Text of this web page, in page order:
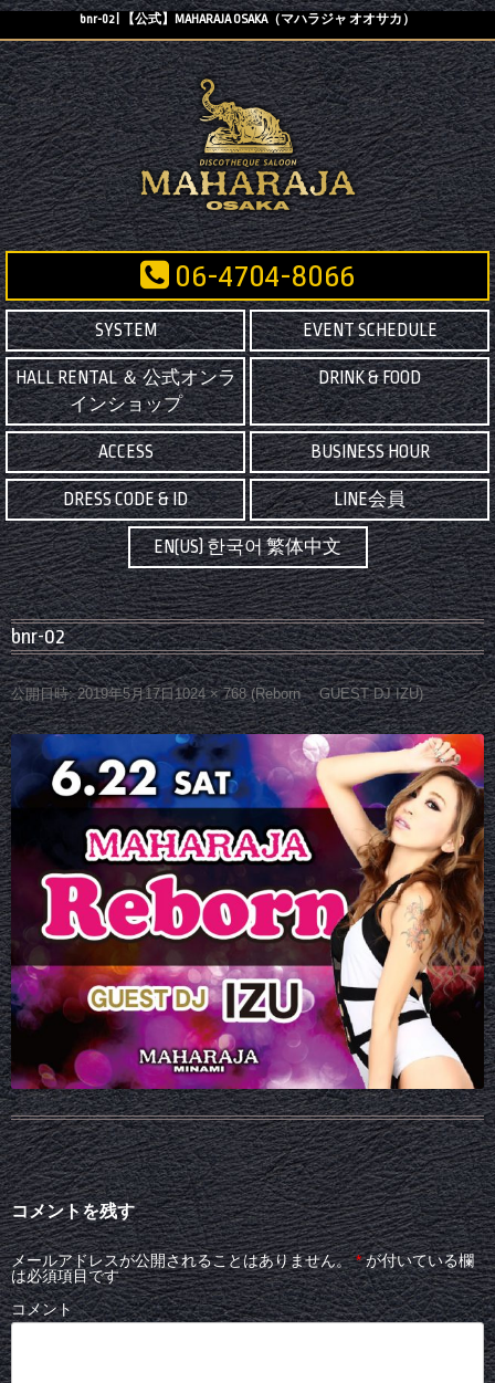
bnr-02 | 【公式】MAHARAJA OSAKA（マハラジャ オオサカ）
06-4704-8066
SYSTEM EVENT SCHEDULE
HALL RENTAL ＆ 公式オンラ
インショップ
DRINK & FOOD
ACCESS BUSINESS HOUR
DRESS CODE & ID LINE会員
EN(US) 한국어 繁体中文
bnr-02
公開日時: 2019年5月17日1024 × 768(Reborn GUEST DJ IZU)
コメントを残す
メールアドレスが公開されることはありません。 *が付いている欄
は必須項目です
コメント